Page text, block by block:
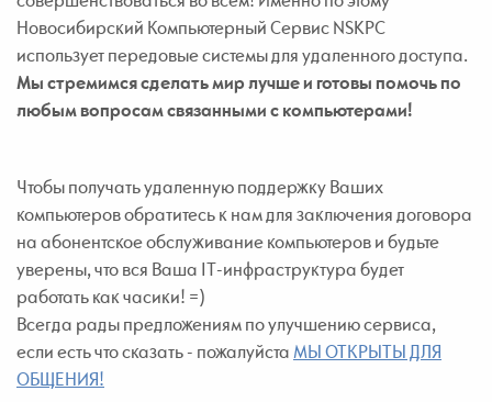
Новосибирский Компьютерный Сервис NSKPC
использует передовые системы для удаленного доступа.
Мы стремимся сделать мир лучше и готовы помочь по
любым вопросам связанными с компьютерами!
Чтобы получать удаленную поддержку Ваших
компьютеров обратитесь к нам для заключения договора
на абонентское обслуживание компьютеров и будьте
уверены, что вся Ваша IT-инфраструктура будет
работать как часики! =)
Всегда рады предложениям по улучшению сервиса,
если есть что сказать - пожалуйстаМЫ ОТКРЫТЫ ДЛЯ
ОБЩЕНИЯ!